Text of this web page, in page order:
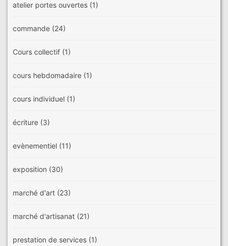
atelier portes ouvertes (1)
commande (24)
Cours collectif (1)
cours hebdomadaire (1)
cours individuel (1)
écriture (3)
evènementiel (11)
exposition (30)
marché d'art (23)
marché d'artisanat (21)
prestation de services (1)